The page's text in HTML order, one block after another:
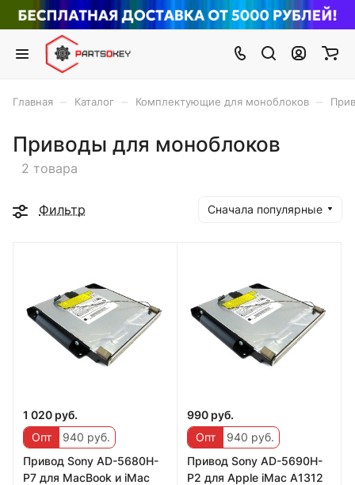
Главная Каталог Комплектующие для моноблоков
Приводы для моноблоков
2 товара
Фильтр Сначала популярные
1 020 руб.
Опт
940 руб.
Привод Sony AD-5680H-
P7 для MacBook и iMac
990 руб.
Опт
940 руб.
Привод Sony AD-5690H-
P2 для Apple iMac A1312